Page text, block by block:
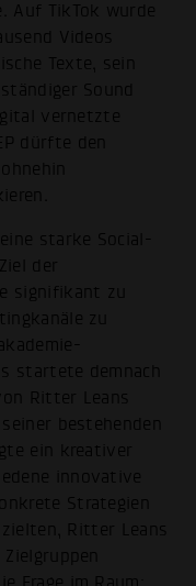
Auf TikTok wurde
Videos
Texte, sein
Sound
vernetzte
dürfte den
starke Social-
der
signifikant zu
zu
startete demnach
Ritter Leans
bestehenden
ein kreativer
innovative
Strategien
Ritter Leans